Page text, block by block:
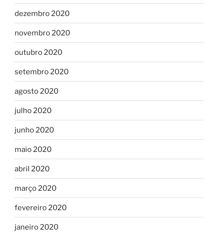
dezembro 2020
novembro 2020
outubro 2020
setembro 2020
agosto 2020
julho 2020
junho 2020
maio 2020
abril 2020
março 2020
fevereiro 2020
janeiro 2020